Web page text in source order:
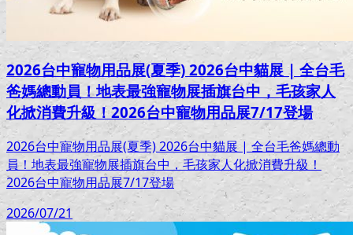
2026台中寵物用品展(夏季) 2026台中貓展 | 全台毛
爸媽總動員！地表最強寵物展插旗台中，毛孩家人
化掀消費升級！2026台中寵物用品展7/17登場
2026台中寵物用品展(夏季) 2026台中貓展 | 全台毛爸媽總動
員！地表最強寵物展插旗台中，毛孩家人化掀消費升級！
2026台中寵物用品展7/17登場
2026/07/21